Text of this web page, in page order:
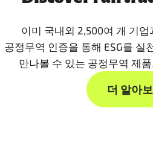
이미 국내외 2,500여 개 기업
공정무역 인증을 통해 ESG를 실
만나볼 수 있는 공정무역 제
더 알아